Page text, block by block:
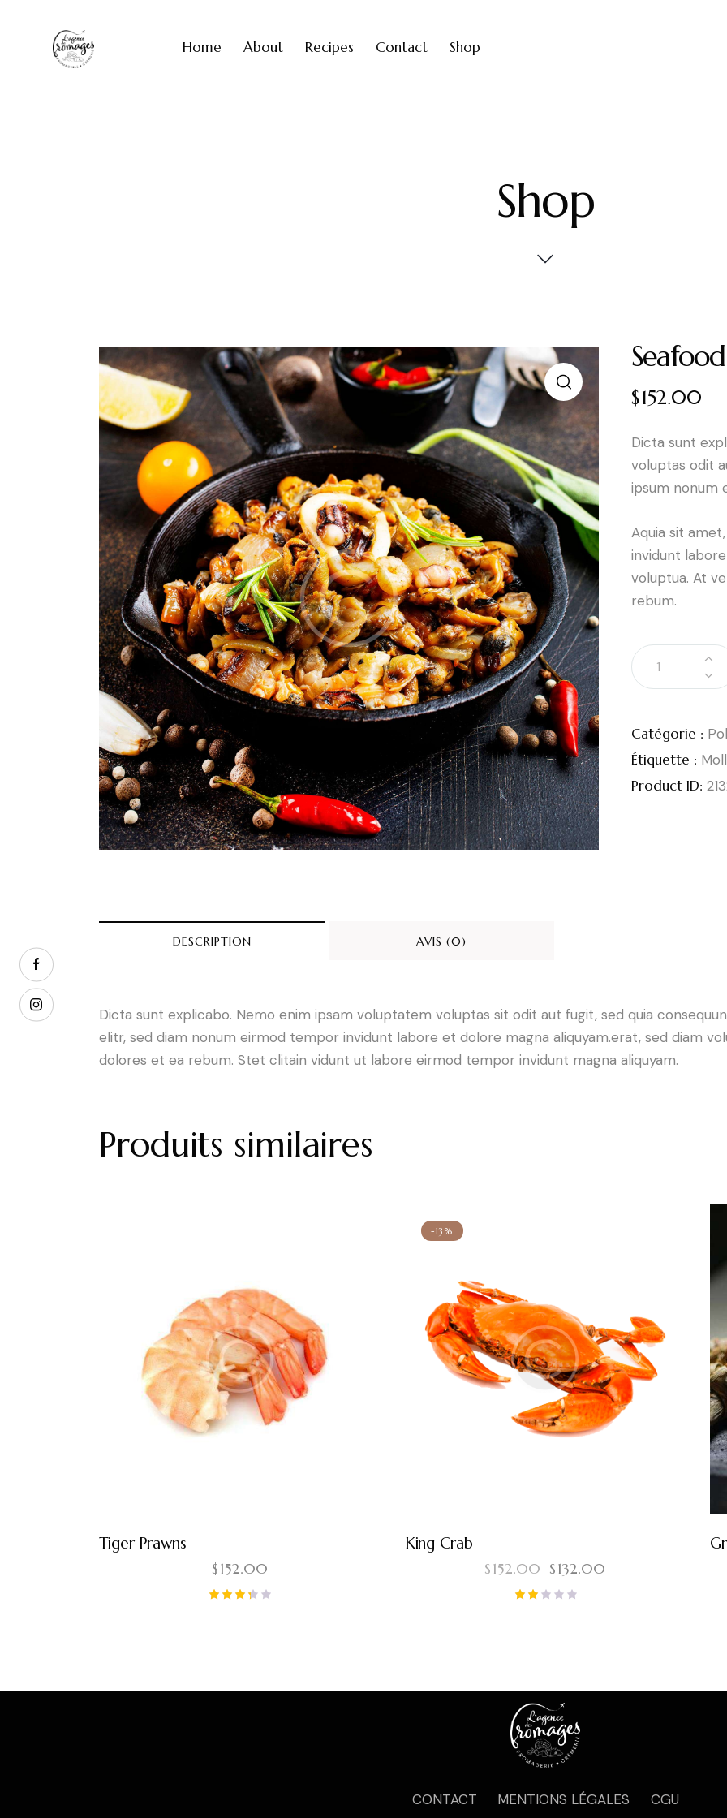
Home About Recipes Contact Shop
Shop
$152.00
Dicta sunt
voluptas odit
ipsum nonum
Aquia sit
invidunt
voluptua. At
rebum.
Catégorie :
Étiquette :
Product ID:
DESCRIPTION AVIS (0)
Dicta sunt explicabo. Nemo enim ipsam voluptatem voluptas sit odit aut fugit, sed quia
elitr, sed diam nonum eirmod tempor invidunt labore et dolore magna aliquyam.erat, sed diam
dolores et ea rebum. Stet clitain vidunt ut labore eirmod tempor invidunt magna aliquyam.
Produits similaires
Tiger Prawns
$152.00
-13%
King Crab
$152.00 $132.00
CONTACT MENTIONS LÉGALES CGU